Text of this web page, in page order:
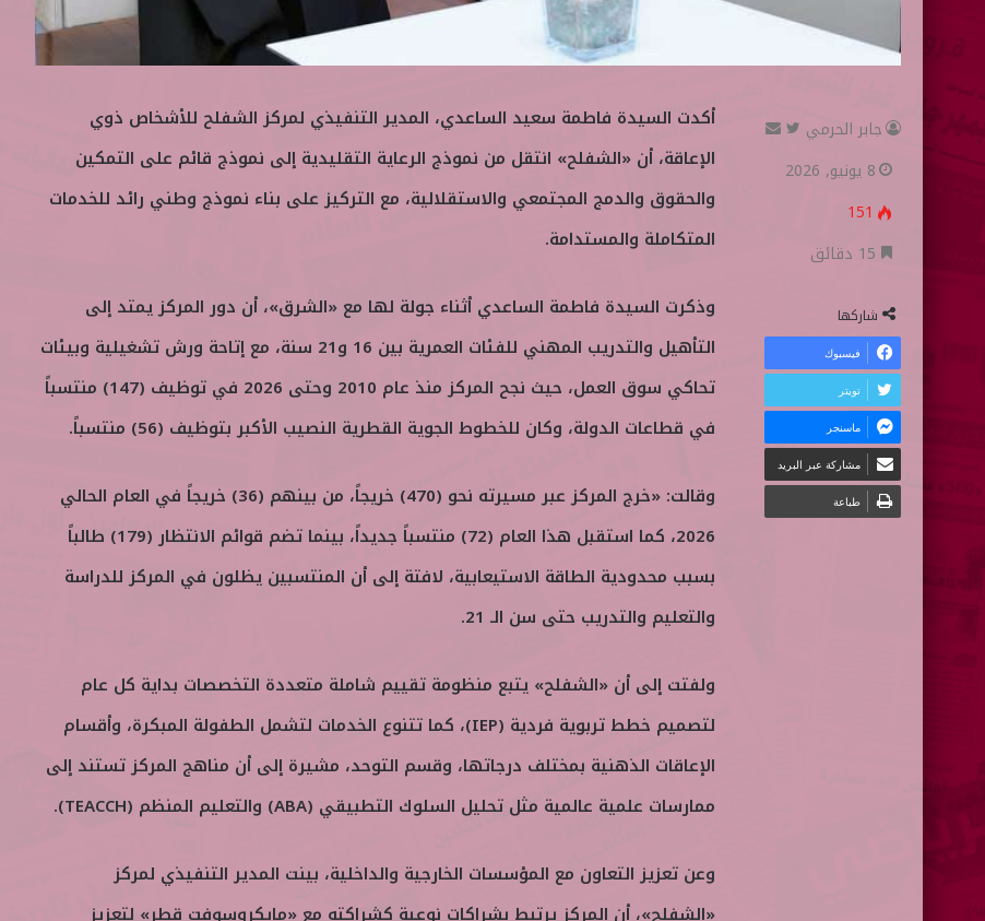
أكدت السيدة فاطمة سعيد الساعدي، المدير التنفيذي لمركز الشفلح للأشخاص ذوي
الإعاقة، أن «الشفلح» انتقل من نموذج الرعاية التقليدية إلى نموذج قائم على التمكين
والحقوق والدمج المجتمعي والاستقلالية، مع التركيز على بناء نموذج وطني رائد للخدمات
المتكاملة والمستدامة.
وذكرت السيدة فاطمة الساعدي أثناء جولة لها مع «الشرق»، أن دور المركز يمتد إلى
التأهيل والتدريب المهني للفئات العمرية بين 16 و21 سنة، مع إتاحة ورش تشغيلية وبيئات
تحاكي سوق العمل، حيث نجح المركز منذ عام 2010 وحتى 2026 في توظيف (147) منتسباً
في قطاعات الدولة، وكان للخطوط الجوية القطرية النصيب الأكبر بتوظيف (56) منتسباً.
وقالت: «خرج المركز عبر مسيرته نحو (470) خريجاً، من بينهم (36) خريجاً في العام الحالي
2026، كما استقبل هذا العام (72) منتسباً جديداً، بينما تضم قوائم الانتظار (179) طالباً
بسبب محدودية الطاقة الاستيعابية، لافتة إلى أن المنتسبين يظلون في المركز للدراسة
والتعليم والتدريب حتى سن الـ 21.
ولفتت إلى أن «الشفلح» يتبع منظومة تقييم شاملة متعددة التخصصات بداية كل عام
لتصميم خطط تربوية فردية (IEP)، كما تتنوع الخدمات لتشمل الطفولة المبكرة، وأقسام
الإعاقات الذهنية بمختلف درجاتها، وقسم التوحد، مشيرة إلى أن مناهج المركز تستند إلى
ممارسات علمية عالمية مثل تحليل السلوك التطبيقي (ABA) والتعليم المنظم (TEACCH).
وعن تعزيز التعاون مع المؤسسات الخارجية والداخلية، بينت المدير التنفيذي لمركز
«الشفلح»، أن المركز يرتبط بشراكات نوعية كشراكته مع «مايكروسوفت قطر» لتعزيز
جابر الحرمي
ت
ت
و
ي
ر
د
ا
إ
ل
ت
ر
8 يونيو, 2026
151
شاركها
فيسبوك
تويتر
ماسنجر
مشاركة عبر البريد
طباعة